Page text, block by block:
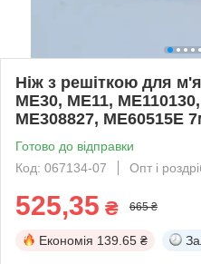
Ніж з решіткою для
ME30, ME11,
ME308827, ME60515E
Готово до відправки
Код: 067134-07
Опт і
525,35 ₴ 665 ₴
Економія 139.65 ₴